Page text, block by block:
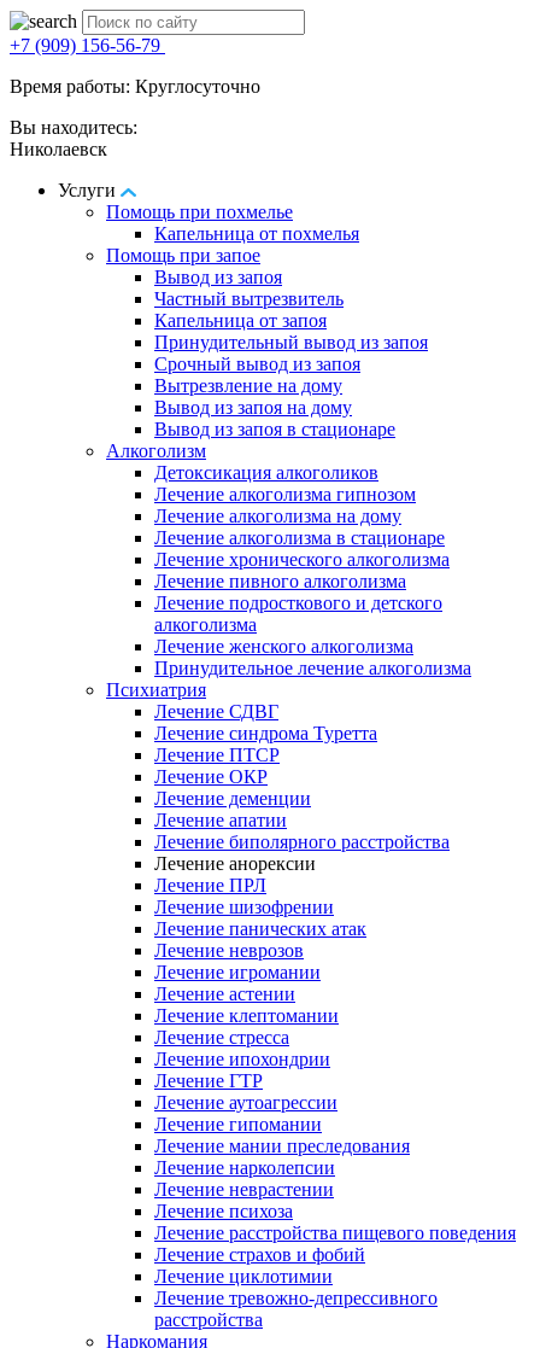
+7 (909) 156-56-79
Время работы: Круглосуточно
Вы находитесь:
Николаевск
Услуги
Помощь при похмелье
Капельница от похмелья
Помощь при запое
Вывод из запоя
Частный вытрезвитель
Капельница от запоя
Принудительный вывод из запоя
Срочный вывод из запоя
Вытрезвление на дому
Вывод из запоя на дому
Вывод из запоя в стационаре
Алкоголизм
Детоксикация алкоголиков
Лечение алкоголизма гипнозом
Лечение алкоголизма на дому
Лечение алкоголизма в стационаре
Лечение хронического алкоголизма
Лечение пивного алкоголизма
Лечение подросткового и детского
алкоголизма
Лечение женского алкоголизма
Принудительное лечение алкоголизма
Психиатрия
Лечение СДВГ
Лечение синдрома Туретта
Лечение ПТСР
Лечение ОКР
Лечение деменции
Лечение апатии
Лечение биполярного расстройства
Лечение анорексии
Лечение ПРЛ
Лечение шизофрении
Лечение панических атак
Лечение неврозов
Лечение игромании
Лечение астении
Лечение клептомании
Лечение стресса
Лечение ипохондрии
Лечение ГТР
Лечение аутоагрессии
Лечение гипомании
Лечение мании преследования
Лечение нарколепсии
Лечение неврастении
Лечение психоза
Лечение расстройства пищевого поведения
Лечение страхов и фобий
Лечение циклотимии
Лечение тревожно-депрессивного
расстройства
Наркомания